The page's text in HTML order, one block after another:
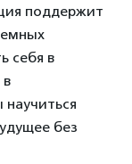
поддержит
себя в
без